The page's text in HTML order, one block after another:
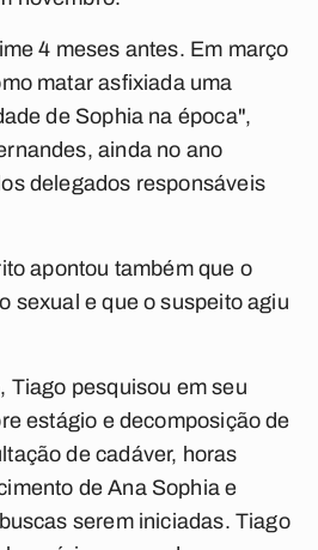
4 meses antes. Em março
matar asfixiada uma
de Sophia na época",
ainda no ano
delegados responsáveis
apontou também que o
sexual e que o suspeito agiu
Tiago pesquisou em seu
estágio e decomposição de
de cadáver, horas
de Ana Sophia e
serem iniciadas. Tiago